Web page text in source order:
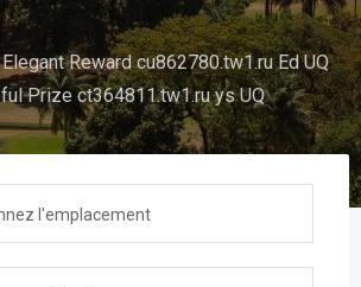
Elegant Reward cu862780.tw1.ru Ed UQ
Prize ct364811.tw1.ru ys UQ
l'emplacement